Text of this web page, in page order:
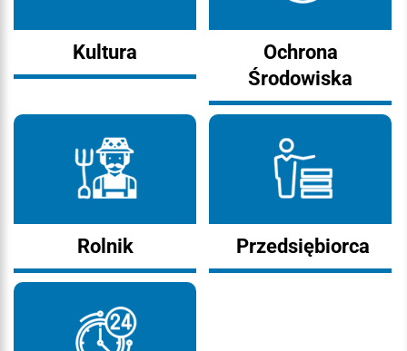
Kultura
Ochrona
Środowiska
Rolnik Przedsiębiorca